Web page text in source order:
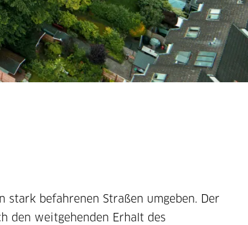
stark befahrenen Straßen umgeben. Der
den weitgehenden Erhalt des